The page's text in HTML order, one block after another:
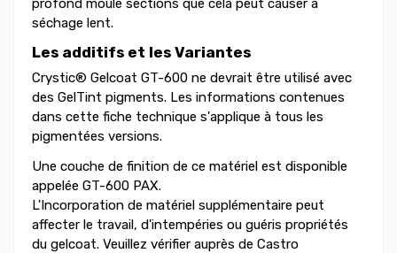
profond moule sections que cela peut causer à
séchage lent.
Les additifs et les Variantes
Crystic® Gelcoat GT-600 ne devrait être utilisé avec
des GelTint pigments. Les informations contenues
dans cette fiche technique s'applique à tous les
pigmentées versions.
Une couche de finition de ce matériel est disponible
appelée GT-600 PAX.
L'Incorporation de matériel supplémentaire peut
affecter le travail, d'intempéries ou guéris propriétés
du gelcoat. Veuillez vérifier auprès de Castro